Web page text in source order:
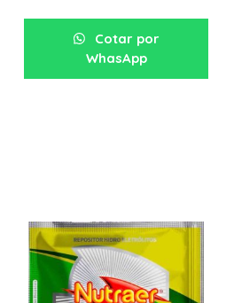
Cotar por
WhasApp